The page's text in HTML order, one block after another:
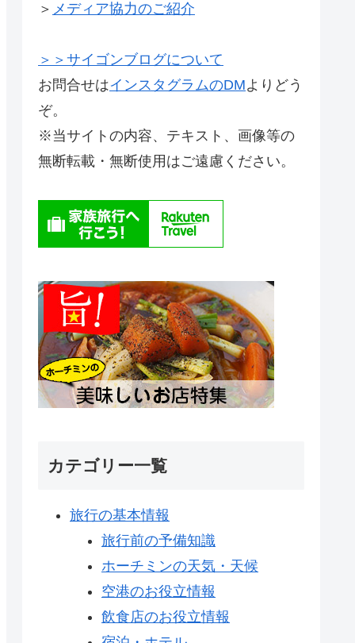
＞ メディア協力のご紹介
＞＞サイゴンブログについて
お問合せはインスタグラムのDMよりどう
ぞ。
※当サイトの内容、テキスト、画像等の
無断転載・無断使用はご遠慮ください。
カテゴリー一覧
旅行の基本情報
旅行前の予備知識
ホーチミンの天気・天候
空港のお役立情報
飲食店のお役立情報